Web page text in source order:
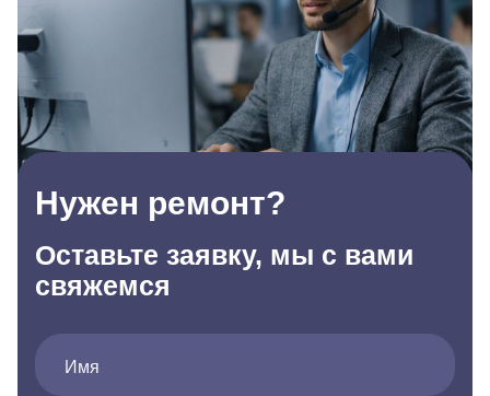
Нужен ремонт?
Оставьте заявку, мы с вами
свяжемся
Имя